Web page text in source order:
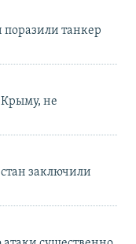
танкер
не
заключили